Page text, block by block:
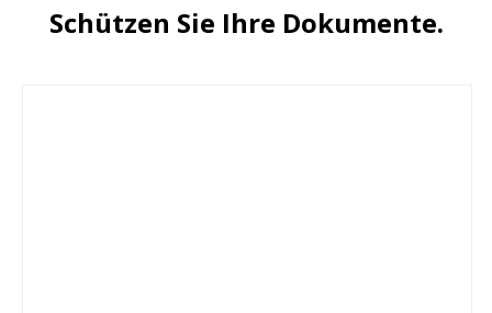
Schützen Sie Ihre Dokumente.